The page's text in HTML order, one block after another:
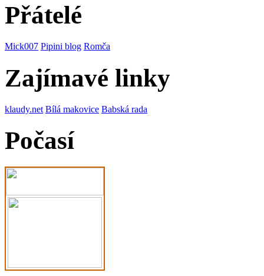
Přátelé
Mick007 Pipini blog Romča
Zajímavé linky
klaudy.net Bílá makovice Babská rada
Počasí